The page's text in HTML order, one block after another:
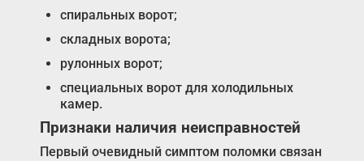
спиральных ворот;
складных ворота;
рулонных ворот;
специальных ворот для холодильных
камер.
Признаки наличия неисправностей
Первый очевидный симптом поломки связан